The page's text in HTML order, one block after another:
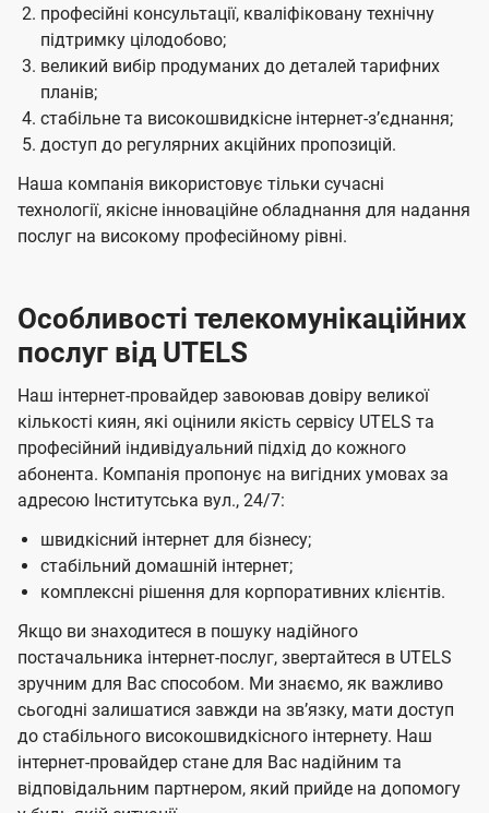
професійні консультації, кваліфіковану технічну
підтримку цілодобово;
великий вибір продуманих до деталей тарифних
планів;
стабільне та високошвидкісне інтернет-зʼєднання;
доступ до регулярних акційних пропозицій.
Наша компанія використовує тільки сучасні
технології, якісне інноваційне обладнання для надання
послуг на високому професійному рівні.
Особливості телекомунікаційних
послуг від UTELS
Наш інтернет-провайдер завоював довіру великої
кількості киян, які оцінили якість сервісу UTELS та
професійний індивідуальний підхід до кожного
абонента. Компанія пропонує на вигідних умовах за
адресою Інститутська вул., 24/7:
швидкісний інтернет для бізнесу;
стабільний домашній інтернет;
комплексні рішення для корпоративних клієнтів.
Якщо ви знаходитеся в пошуку надійного
постачальника інтернет-послуг, звертайтеся в UTELS
зручним для Вас способом. Ми знаємо, як важливо
сьогодні залишатися завжди на звʼязку, мати доступ
до стабільного високошвидкісного інтернету. Наш
інтернет-провайдер стане для Вас надійним та
відповідальним партнером, який прийде на допомогу